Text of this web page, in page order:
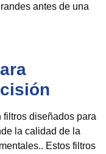
antes de una
diseñados para
la calidad de la
Estos filtros